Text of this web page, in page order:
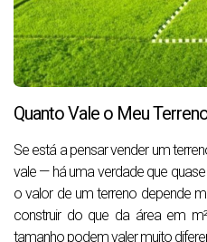
Quanto Vale o Meu
Se está a pensar vender um
vale — há uma verdade que
o valor de um terreno depende
construir do que da área em
tamanho podem valer muito